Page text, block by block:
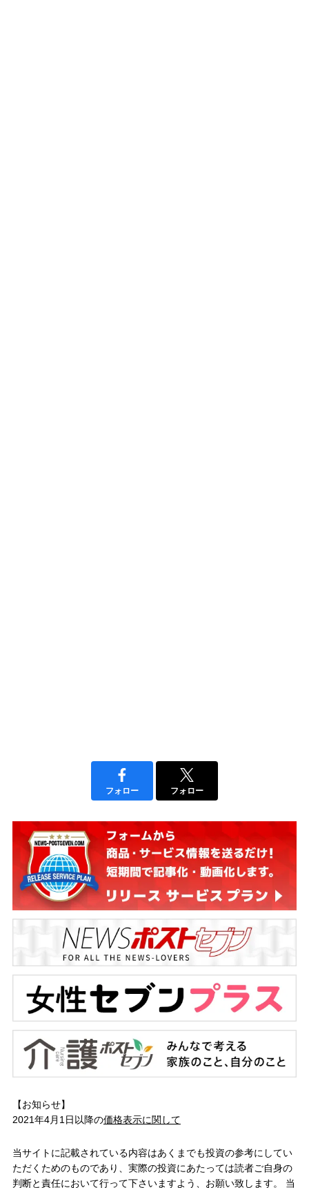
フォロー フォロー
【お知らせ】
2021年4月1日以降の価格表示に関して
当サイトに記載されている内容はあくまでも投資の参考にしてい
ただくためのものであり、実際の投資にあたっては読者ご自身の
判断と責任において行って下さいますよう、お願い致します。 当